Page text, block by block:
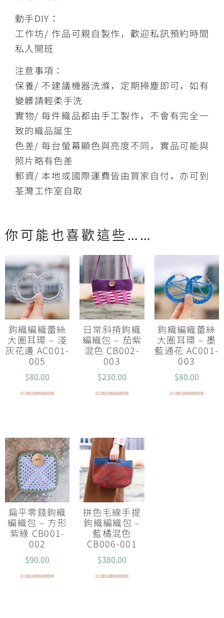
動手DIY：
工作坊/ 作品可親自製作，歡迎私訊預約時間
私人開班
注意事項：
保養/ 不建議機器洗滌，定期掃塵即可，如有
變髒請輕柔手洗
實物/ 每件織品都由手工製作，不會有完全一
致的織品誕生
色差/ 每台螢幕顯色與亮度不同，實品可能與
照片略有色差
郵資/ 本地或國際運費皆由買家自付，亦可到
荃灣工作室自取
你可能也喜歡這些……
鉤織編織蕾絲
大圈耳環 – 淺
灰花邊 AC001-
005
$80.00
查看內容
日常斜揹鉤織
編織包 – 茄紫
混色 CB002-
003
$230.00
查看內容
鉤織編織蕾絲
大圈耳環 – 墨
藍通花 AC001-
003
$80.00
查看內容
扁平零錢鉤織
編織包 – 方形
紫綠 CB001-
002
$90.00
查看內容
拼色毛線手提
鉤織編織包 –
藍橘混色
CB006-001
$380.00
查看內容